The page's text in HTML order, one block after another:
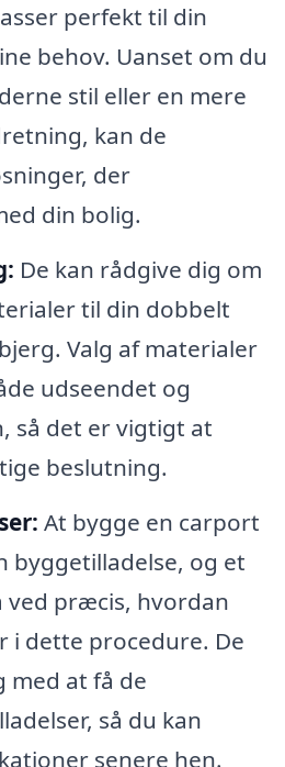
perfekt til din
behov. Uanset om du
stil eller en mere
kan de
der
din bolig.
De kan rådgive dig om
til din dobbelt
Valg af materialer
udseendet og
så det er vigtigt at
beslutning.
At bygge en carport
byggetilladelse, og et
præcis, hvordan
i dette procedure. De
med at få de
så du kan
senere hen.